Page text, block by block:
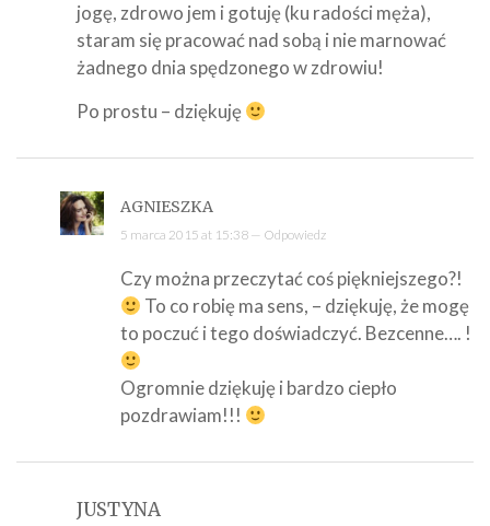
jogę, zdrowo jem i gotuję (ku radości męża),
staram się pracować nad sobą i nie marnować
żadnego dnia spędzonego w zdrowiu!
Po prostu – dziękuję
AGNIESZKA
5 marca 2015 at 15:38 — Odpowiedz
Czy można przeczytać coś piękniejszego?!
To co robię ma sens, – dziękuję, że mogę
to poczuć i tego doświadczyć. Bezcenne…. !
Ogromnie dziękuję i bardzo ciepło
pozdrawiam!!!
JUSTYNA